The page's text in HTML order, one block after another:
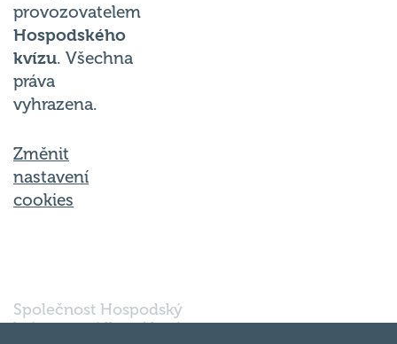
provozovatelem
Hospodského
kvízu. Všechna
práva
vyhrazena.
Změnit
nastavení
cookies
Společnost Hospodský
kvíz s.r.o., sídlem Nové